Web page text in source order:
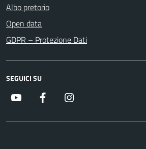
Albo pretorio
Open data
GDPR – Protezione Dati
SEGUICI SU
Youtube Facebook